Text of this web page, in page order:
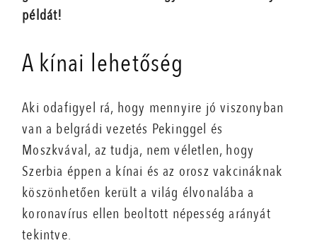
példát!
A kínai lehetőség
Aki odafigyel rá, hogy mennyire jó viszonyban
van a belgrádi vezetés Pekinggel és
Moszkvával, az tudja, nem véletlen, hogy
Szerbia éppen a kínai és az orosz vakcináknak
köszönhetően került a világ élvonalába a
koronavírus ellen beoltott népesség arányát
tekintve.